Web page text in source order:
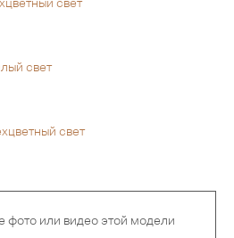
свет
свет
фото или видео этой модели